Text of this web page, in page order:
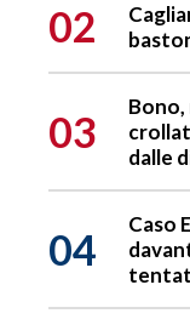
02
03
dalle
04
Caso